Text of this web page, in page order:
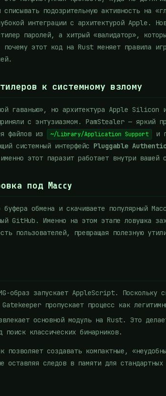
подозрительную активность на
интеграции с архитектурой Apple.
паролей, а хитрый «валидатор»,
почему этот код на Rust меняет правила
к системному взлому
гаванью», но архитектура Apple Silicon
с энтузиазмом. PamStealer — яркий
файлов из
~/Library/Application Support
и
системный интерфейс Pluggable
этот паразит работает внутри вашей
под Maccy
обмена и скачиваете популярный
GitHub. Именно на этом этапе ловушка
пользователей, превращая полезную
образ запускает AppleScript. Поскольку
пропускает процесс как
основной модуль на Rust. Это
классических бинарников.
создавать компактные,
оставляя следов в памяти для стандартных